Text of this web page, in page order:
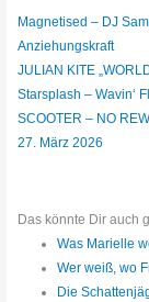
Magnetised – DJ
Anziehungskraft
JULIAN KITE
Starsplash – Wavin‘
SCOOTER – NO
27. März 2026
Das könnte Dir auch
Was Marielle
Wer weiß, wo
Die